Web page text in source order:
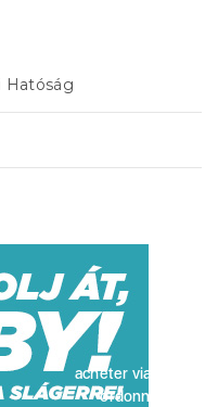
Hatóság
acheter viagra sans
ordonnance